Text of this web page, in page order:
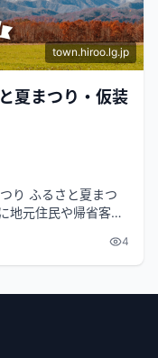
town.hiroo.lg.jp
夏まつり・仮装
り ふるさと夏まつ
地元住民や帰省客で
4